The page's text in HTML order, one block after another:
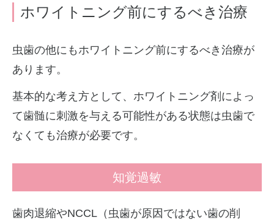
ホワイトニング前にするべき治療
虫歯の他にもホワイトニング前にするべき治療が
あります。
基本的な考え方として、ホワイトニング剤によっ
て歯髄に刺激を与える可能性がある状態は虫歯で
なくても治療が必要です。
知覚過敏
歯肉退縮やNCCL（虫歯が原因ではない歯の削